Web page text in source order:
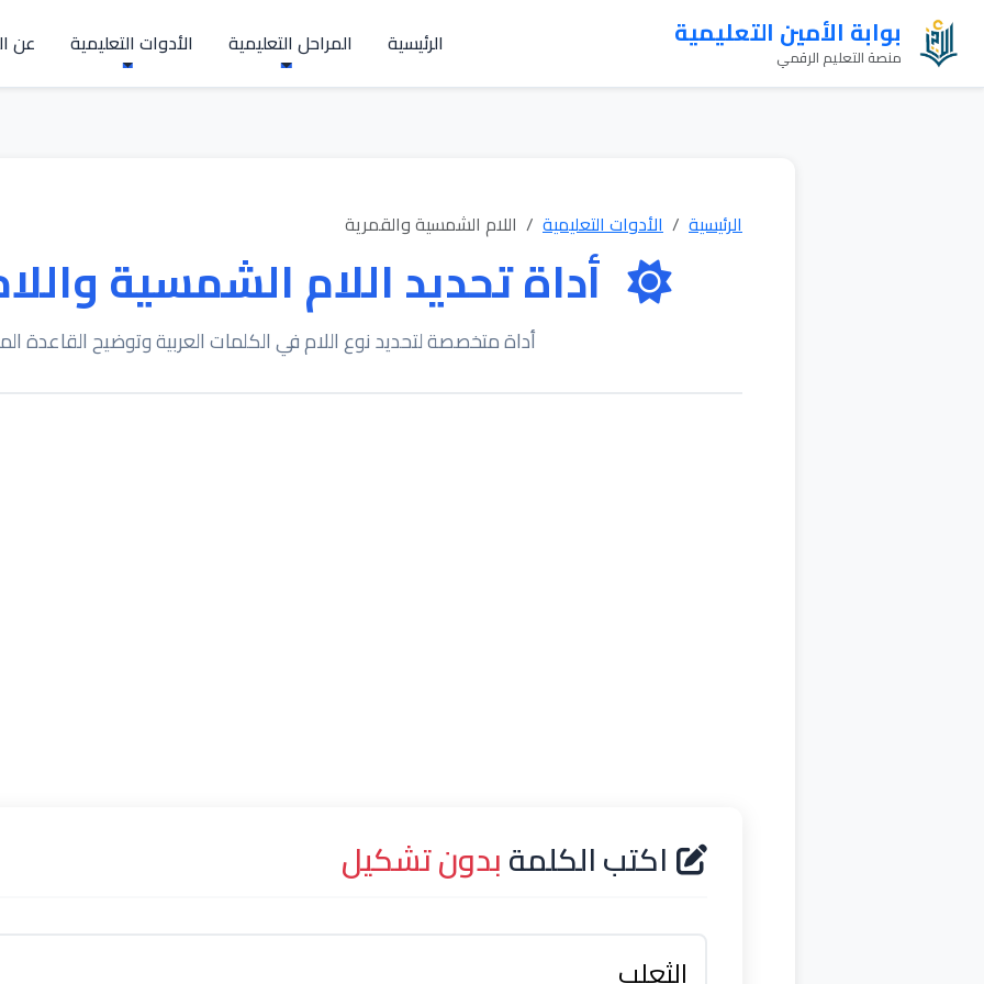
بوابة الأمين التعليمية
منصة التعليم الرقمي الرئيسية المراحل التعليمية الأدوات التعليمية عن
الرئيسية الأدوات التعليمية اللام الشمسية والقمرية
أداة تحديد اللام الشمسية
أداة متخصصة لتحديد نوع اللام في الكلمات العربية وتوضيح القاعدة
اكتب الكلمةبدون تشكيل